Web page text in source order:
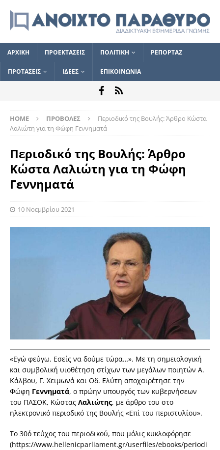
ΑΡΧΙΚΗ ΠΡΟΕΚΤΑΣΕΙΣ ΠΟΛΙΤΙΚΗ ΡΕΠΟΡΤΑΖ
ΠΡΟΤΑΣΕΙΣ ΙΔΕΕΣ ΕΠΙΚΟΙΝΩΝΙΑ
HOME ΠΡΟΒΟΛΕΣ
Περιοδικό της Βουλής: Άρθρο Κώστα
Λαλιώτη για τη Φώφη Γεννηματά
Περιοδικό της Βουλής: Άρθρο
Κώστα Λαλιώτη για τη Φώφη
Γεννηματά
10 Νοεμβρίου 2021
«Εγώ φεύγω. Εσείς να δούμε τώρα…». Με τη σημειολογική
και συμβολική υιοθέτηση στίχων των μεγάλων ποιητών Α.
Κάλβου, Γ. Χειμωνά και Οδ. Ελύτη αποχαιρέτησε την
Φώφη Γεννηματά, ο πρώην υπουργός των κυβερνήσεων
του ΠΑΣΟΚ, Κώστας Λαλιώτης, με άρθρο του στο
ηλεκτρονικό περιοδικό της Βουλής «Επί του περιστυλίου».
Το 30ό τεύχος του περιοδικού, που μόλις κυκλοφόρησε
(https://www.hellenicparliament.gr/userfiles/ebooks/periodi